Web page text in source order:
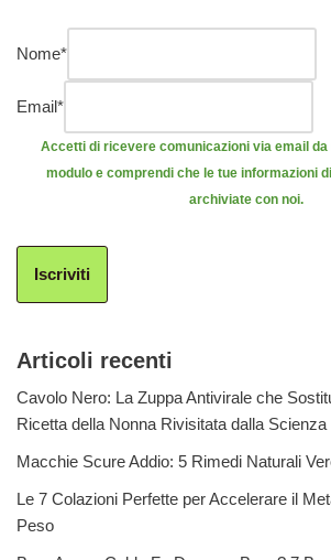
Nome*
Email*
Accetti di ricevere comunicazioni via email
modulo e comprendi che le tue informazioni
archiviate con noi.
Iscriviti
Articoli recenti
Cavolo Nero: La Zuppa Antivirale che
Ricetta della Nonna Rivisitata dalla Scienza
Macchie Scure Addio: 5 Rimedi Naturali
Le 7 Colazioni Perfette per Accelerare il
Peso